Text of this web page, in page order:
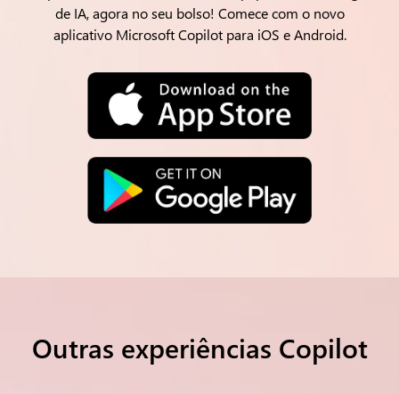
de IA, agora no seu bolso! Comece com o novo
aplicativo Microsoft Copilot para iOS e Android.
Outras experiências Copilot